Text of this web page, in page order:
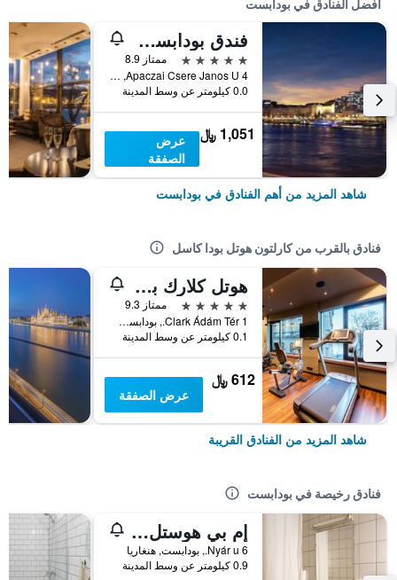
أفضل الفنادق في بودابست
فندق بودابست ماريوت
5 نجوم
ممتاز 8.9
Apaczai Csere Janos U 4, بودابست, هنغاريا
0.0 كيلومتر عن وسط المدينة
1,051 ﷼
عرض
الصفقة
شاهد المزيد من أهم الفنادق في بودابست
فنادق بالقرب من كارلتون هوتل بودا كاسل
هوتل كلارك بودابست - للبالغين فقط
5 نجوم
ممتاز 9.3
Clark Ádám Tér 1., بودابست, هنغاريا
0.1 كيلومتر عن وسط المدينة
612 ﷼
عرض الصفقة
شاهد المزيد من الفنادق القريبة
فنادق رخيصة في بودابست
إم بي هوستل بودابيست
6 Nyár u., بودابست, هنغاريا
0.9 كيلومتر عن وسط المدينة